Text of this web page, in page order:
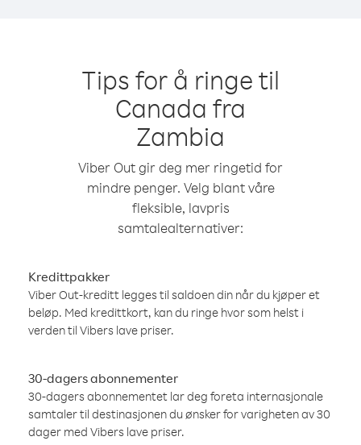
Tips for å ringe til
Canada fra
Zambia
Viber Out gir deg mer ringetid for
mindre penger. Velg blant våre
fleksible, lavpris
samtalealternativer:
Kredittpakker
Viber Out-kreditt legges til saldoen din når du kjøper et
beløp. Med kredittkort, kan du ringe hvor som helst i
verden til Vibers lave priser.
30-dagers abonnementer
30-dagers abonnementet lar deg foreta internasjonale
samtaler til destinasjonen du ønsker for varigheten av 30
dager med Vibers lave priser.